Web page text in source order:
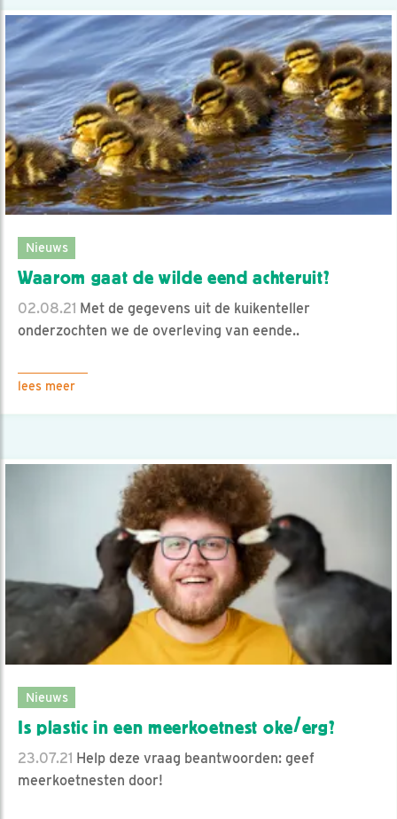
Nieuws
Waarom gaat de wilde eend achteruit?
02.08.21 Met de gegevens uit de kuikenteller
onderzochten we de overleving van eende..
lees meer
Nieuws
Is plastic in een meerkoetnest oke/erg?
23.07.21 Help deze vraag beantwoorden: geef
meerkoetnesten door!